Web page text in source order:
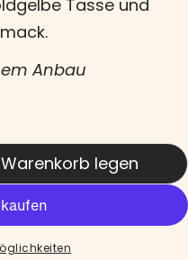
Tasse und
Anbau
verringern
SCHORSCH
legen